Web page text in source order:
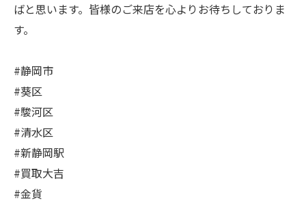
ばと思います。皆様のご来店を心よりお待ちしておりま
す。
#静岡市
#葵区
#駿河区
#清水区
#新静岡駅
#買取大吉
#金貨